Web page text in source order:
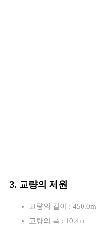
3. 교량의 제원
교량의 길이 : 450.0m
교량의 폭 : 10.4m